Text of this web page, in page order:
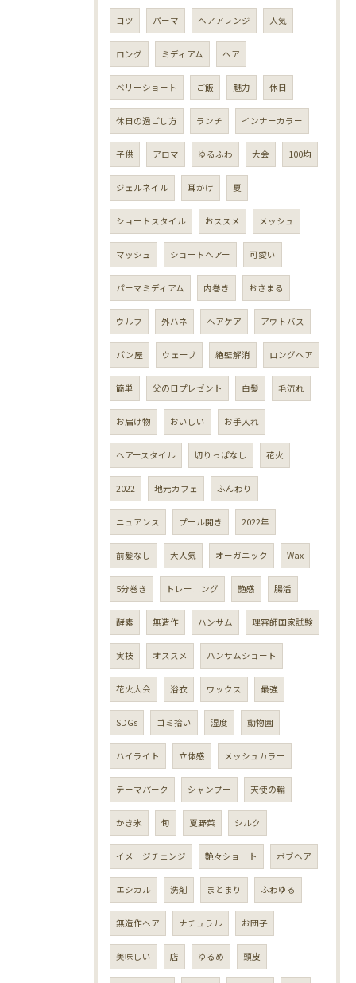
コツ パーマ ヘアアレンジ 人気
ロング ミディアム ヘア
ベリーショート ご飯 魅力 休日
休日の過ごし方 ランチ インナーカラー
子供 アロマ ゆるふわ 大会 100均
ジェルネイル 耳かけ 夏
ショートスタイル おススメ メッシュ
マッシュ ショートヘアー 可愛い
パーマミディアム 内巻き おさまる
ウルフ 外ハネ ヘアケア アウトバス
パン屋 ウェーブ 絶壁解消 ロングヘア
簡単 父の日プレゼント 白髪 毛流れ
お届け物 おいしい お手入れ
ヘアースタイル 切りっぱなし 花火
2022 地元カフェ ふんわり
ニュアンス プール開き 2022年
前髪なし 大人気 オーガニック Wax
5分巻き トレーニング 艶感 腸活
酵素 無造作 ハンサム 理容師国家試験
実技 オススメ ハンサムショート
花火大会 浴衣 ワックス 最強
SDGs ゴミ拾い 湿度 動物園
ハイライト 立体感 メッシュカラー
テーマパーク シャンプー 天使の輪
かき氷 旬 夏野菜 シルク
イメージチェンジ 艶々ショート ボブヘア
エシカル 洗剤 まとまり ふわゆる
無造作ヘア ナチュラル お団子
美味しい 店 ゆるめ 頭皮